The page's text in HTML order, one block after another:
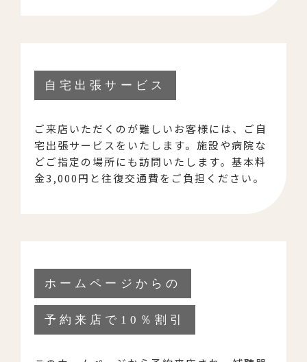
自宅出張サービス
ご来店いただくのが難しいお客様には、ご自
宅出張サービスをいたします。施設や病院な
どご指定の場所にも訪問いたします。基本料
金3,000円と往復交通費をご負担ください。
ホームページからの
予約来店で10％割引